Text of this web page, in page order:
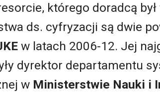
którego doradcą
ds. cyfryzacji są dwie
w latach 2006-12. Jej
dyrektor departamentu
w Ministerstwie Nauki i